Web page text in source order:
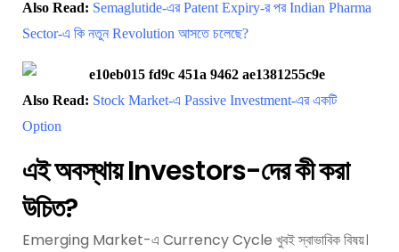
Also Read: Semaglutide-এর Patent Expiry-র পর Indian Pharma
Sector-এ কি নতুন Revolution আসতে চলেছে?
Also Read: Stock Market-এ Passive Investment-এর একটি
Option
এই অবস্থায় Investors-দের কী করা
উচিত?
Emerging Market-এ Currency Cycle খুবই স্বাভাবিক বিষয়।